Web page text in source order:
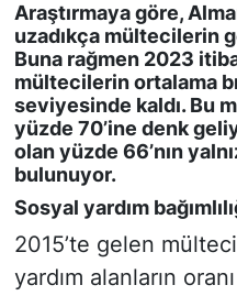
Araştırmaya göre,
uzadıkça mültecilerin
Buna rağmen 2023
mültecilerin ortalama
seviyesinde kaldı. Bu
yüzde 70’ine denk
olan yüzde 66’nın
bulunuyor.
Sosyal yardım
2015’te gelen
yardım alanların